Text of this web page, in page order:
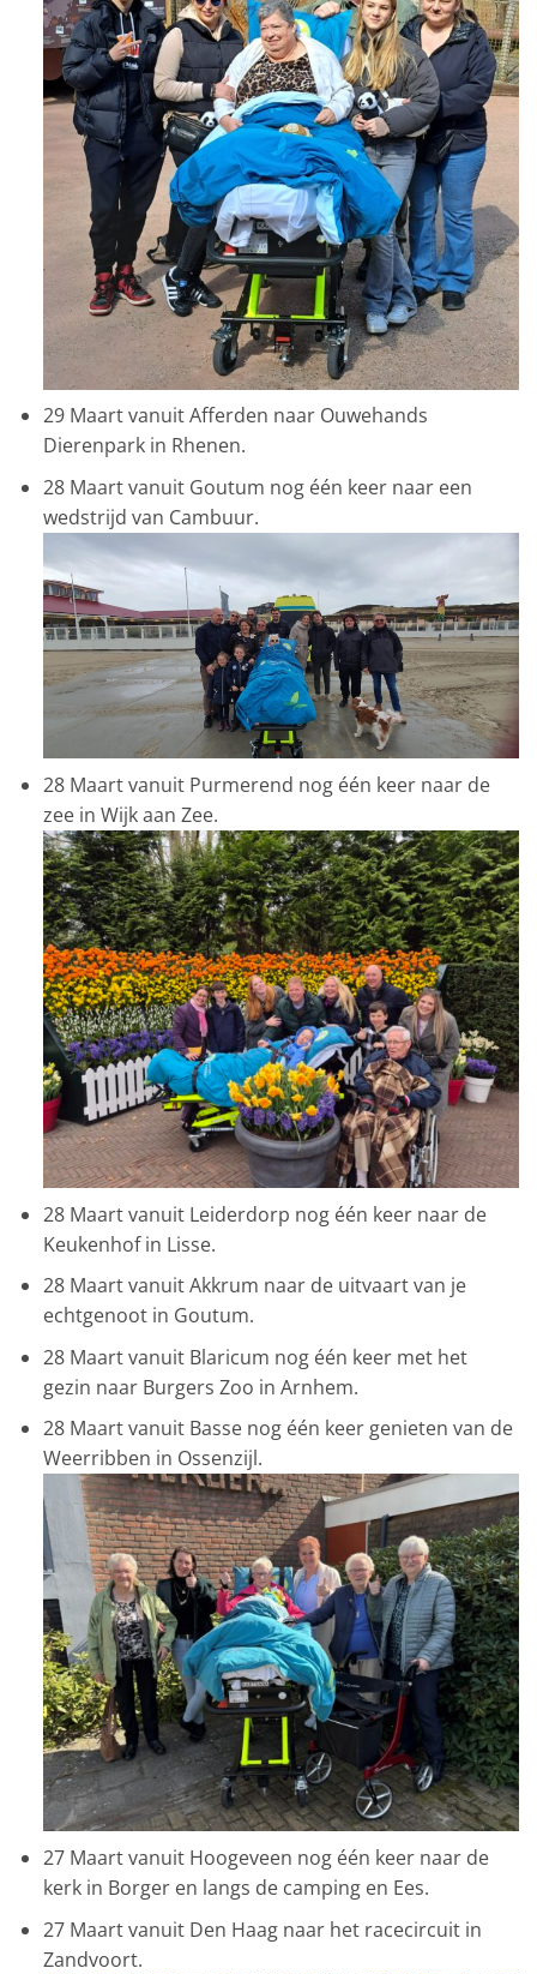
29 Maart vanuit Afferden naar Ouwehands
Dierenpark in Rhenen.
28 Maart vanuit Goutum nog één keer naar een
wedstrijd van Cambuur.
28 Maart vanuit Purmerend nog één keer naar de
zee in Wijk aan Zee.
28 Maart vanuit Leiderdorp nog één keer naar de
Keukenhof in Lisse.
28 Maart vanuit Akkrum naar de uitvaart van je
echtgenoot in Goutum.
28 Maart vanuit Blaricum nog één keer met het
gezin naar Burgers Zoo in Arnhem.
28 Maart vanuit Basse nog één keer genieten van de
Weerribben in Ossenzijl.
27 Maart vanuit Hoogeveen nog één keer naar de
kerk in Borger en langs de camping en Ees.
27 Maart vanuit Den Haag naar het racecircuit in
Zandvoort.